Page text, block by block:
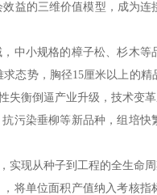
益的三维价值模型，成为连
小规格的樟子松、杉木等
态势，胸径15厘米以上的精
衡倒逼产业升级，技术变革
染垂柳等新品种，组培快
现从种子到工程的全生命周
单位面积产值纳入考核指